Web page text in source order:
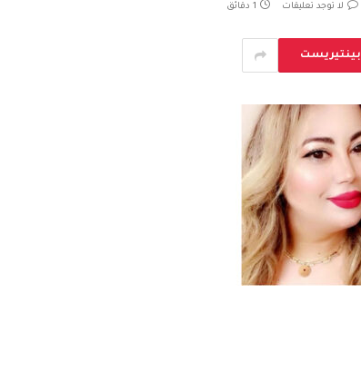
لا توجد تعليقات 1 دقائق
بينتيريست